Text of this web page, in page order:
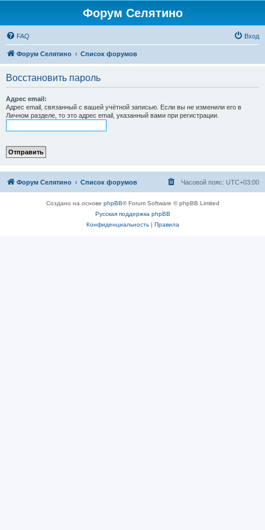
Форум Селятино
FAQ Вход
Форум Селятино Список форумов
Восстановить пароль
Адрес email:
Адрес email, связанный с вашей учётной записью. Если вы не изменили его в
Личном разделе, то это адрес email, указанный вами при регистрации.
Форум Селятино Список форумов Часовой пояс: UTC+03:00
Создано на основе phpBB® Forum Software © phpBB Limited
Русская поддержка phpBB
Конфиденциальность| Правила